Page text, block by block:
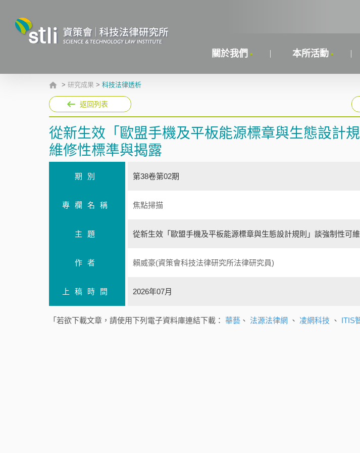
關於我們 本所活動
> 研究成果 > 科技法律透析
返回列表
從新生效「歐盟手機及平板能源標章與生態設計
維修性標準與揭露
期別 第38卷第02期
專欄名稱 焦點掃描
主題 從新生效「歐盟手機及平板能源標章與生態設計規則」談強制性可
作者 賴威豪(資策會科技法律研究所法律研究員)
上稿時間 2026年07月
「若欲下載文章，請使用下列電子資料庫連結下載： 華藝 、 法源法律網 、 凌網科技 、 ITIS